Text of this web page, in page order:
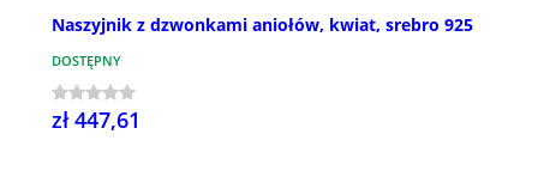
Naszyjnik z dzwonkami aniołów, kwiat, srebro 925
DOSTĘPNY
zł 447,61